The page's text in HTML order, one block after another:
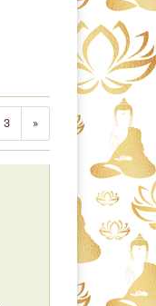
3 »